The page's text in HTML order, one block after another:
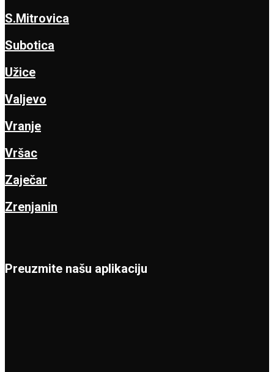
S.Mitrovica
Subotica
Užice
Valjevo
Vranje
Vršac
Zaječar
Zrenjanin
Preuzmite našu aplikaciju